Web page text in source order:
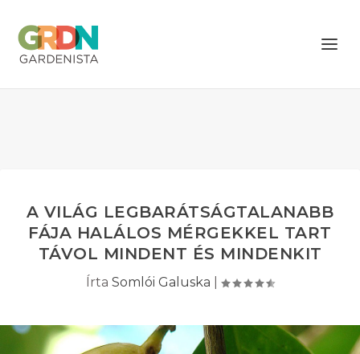
A VILÁG LEGBARÁTSÁGTALANABB
FÁJA HALÁLOS MÉRGEKKEL TART
TÁVOL MINDENT ÉS MINDENKIT
Írta Somlói Galuska